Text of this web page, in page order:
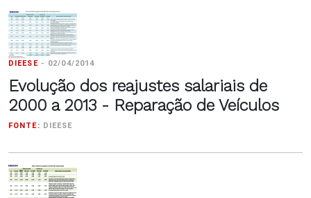
DIEESE- 02/04/2014
Evolução dos reajustes salariais de
2000 a 2013 - Reparação de Veículos
FONTE: DIEESE